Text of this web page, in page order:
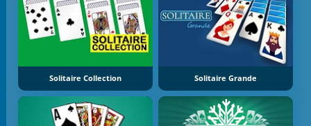
Solitaire Collection Solitaire Grande